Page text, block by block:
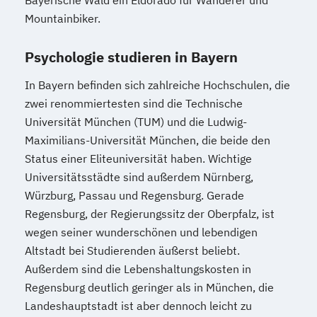
Mountainbiker.
Psychologie studieren in Bayern
In Bayern befinden sich zahlreiche Hochschulen, die
zwei renommiertesten sind die Technische
Universität München (TUM) und die Ludwig-
Maximilians-Universität München, die beide den
Status einer Eliteuniversität haben. Wichtige
Universitätsstädte sind außerdem Nürnberg,
Würzburg, Passau und Regensburg. Gerade
Regensburg, der Regierungssitz der Oberpfalz, ist
wegen seiner wunderschönen und lebendigen
Altstadt bei Studierenden äußerst beliebt.
Außerdem sind die Lebenshaltungskosten in
Regensburg deutlich geringer als in München, die
Landeshauptstadt ist aber dennoch leicht zu